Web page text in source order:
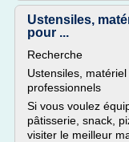
Ustensiles,
pour ...
Recherche
Ustensiles,
professionnels
Si vous voulez
pâtisserie, snack,
visiter le meilleur